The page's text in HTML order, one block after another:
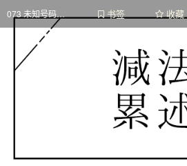
书签 收藏